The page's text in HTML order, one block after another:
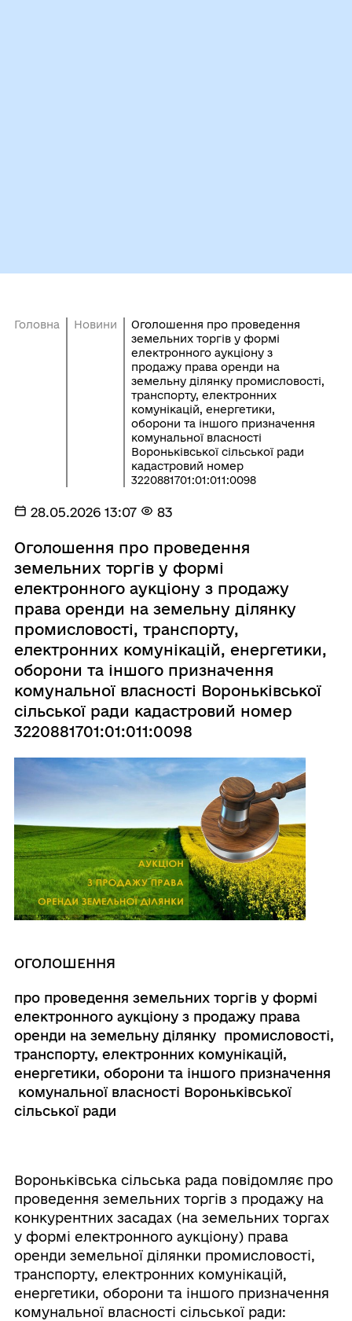
Головна Новини
Оголошення про проведення
земельних торгів у формі
електронного аукціону з
продажу права оренди на
земельну ділянку промисловості,
транспорту, електронних
комунікацій, енергетики,
оборони та іншого призначення
комунальної власності
Вороньківської сільської ради
кадастровий номер
3220881701:01:011:0098
28.05.2026 13:07 83
Оголошення про проведення
земельних торгів у формі
електронного аукціону з продажу
права оренди на земельну ділянку
промисловості, транспорту,
електронних комунікацій, енергетики,
оборони та іншого призначення
комунальної власності Вороньківської
сільської ради кадастровий номер
3220881701:01:011:0098
ОГОЛОШЕННЯ
про проведення земельних торгів у формі
електронного аукціону з продажу права
оренди на земельну ділянку промисловості,
транспорту, електронних комунікацій,
енергетики, оборони та іншого призначення
комунальної власності Вороньківської
сільської ради
Вороньківська сільська рада повідомляє про
проведення земельних торгів з продажу на
конкурентних засадах (на земельних торгах
у формі електронного аукціону) права
оренди земельної ділянки промисловості,
транспорту, електронних комунікацій,
енергетики, оборони та іншого призначення
комунальної власності сільської ради: